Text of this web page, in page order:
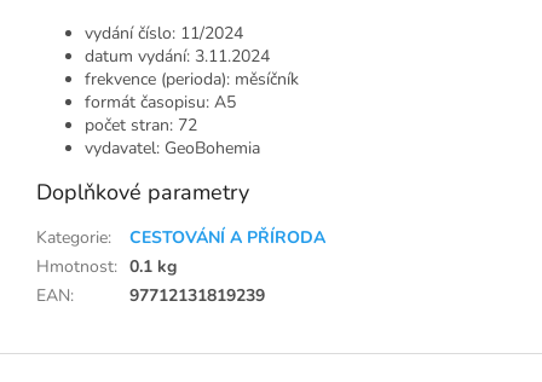
vydání číslo: 11/2024
datum vydání: 3.11.2024
frekvence (perioda): měsíčník
formát časopisu: A5
počet stran: 72
vydavatel: GeoBohemia
Doplňkové parametry
Kategorie:
CESTOVÁNÍ A PŘÍRODA
Hmotnost: 0.1 kg
EAN: 97712131819239
Z